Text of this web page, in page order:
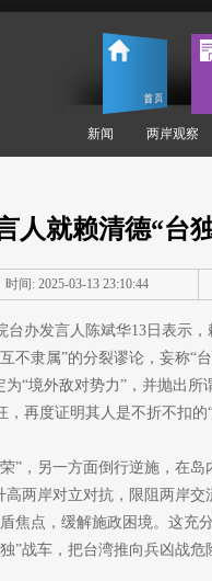
新闻 两岸观察
人就赖清德“台
时间: 2025-03-13 23:10:44
台办发言人陈斌华13日表示
不隶属”的分裂谬论，妄称“
“境外敌对势力”，并抛出所
再度证明其人是不折不扣的
”，另一方面倒行逆施，在
高两岸对立对抗，限阻两岸
焦点，缓解施政困境。这充
”战车，把台湾推向兵凶战危